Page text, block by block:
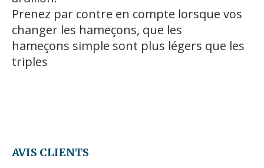
Prenez par contre en compte lorsque vos
changer les hameçons, que les
hameçons simple sont plus légers que les
triples
AVIS CLIENTS